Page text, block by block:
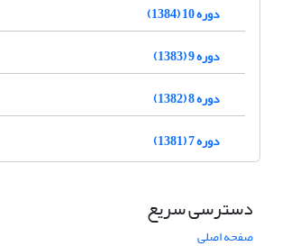
دوره 10 (1384)
دوره 9 (1383)
دوره 8 (1382)
دوره 7 (1381)
دسترسی سریع
صفحه اصلی